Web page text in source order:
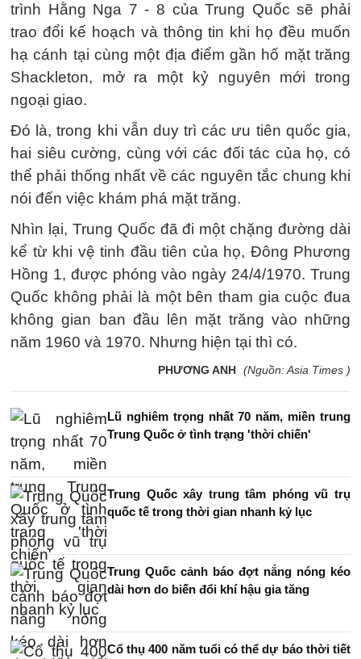
trình Hằng Nga 7 - 8 của Trung Quốc sẽ phải
trao đổi kế hoạch và thông tin khi họ đều muốn
hạ cánh tại cùng một địa điểm gần hố mặt trăng
Shackleton, mở ra một kỷ nguyên mới trong
ngoại giao.
Đó là, trong khi vẫn duy trì các ưu tiên quốc gia,
hai siêu cường, cùng với các đối tác của họ, có
thể phải thống nhất về các nguyên tắc chung khi
nói đến việc khám phá mặt trăng.
Nhìn lại, Trung Quốc đã đi một chặng đường dài
kể từ khi vệ tinh đầu tiên của họ, Đông Phương
Hồng 1, được phóng vào ngày 24/4/1970. Trung
Quốc không phải là một bên tham gia cuộc đua
không gian ban đầu lên mặt trăng vào những
năm 1960 và 1970. Nhưng hiện tại thì có.
PHƯƠNG ANH (Nguồn: Asia Times )
Lũ nghiêm trọng nhất 70 năm, miền trung
Trung Quốc ở tình trạng 'thời chiến'
Trung Quốc xây trung tâm phóng vũ trụ
quốc tế trong thời gian nhanh kỷ lục
Trung Quốc cảnh báo đợt nắng nóng kéo
dài hơn do biến đổi khí hậu gia tăng
Cổ thụ 400 năm tuổi có thể dự báo thời tiết